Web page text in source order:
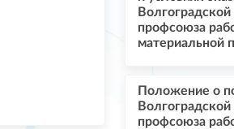
профсоюза
материальной
Положение о
профсоюза